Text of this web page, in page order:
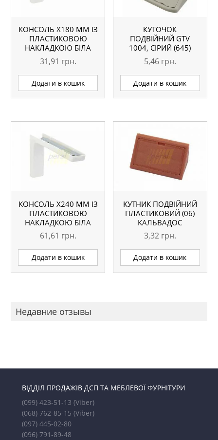
КОНСОЛЬ Х180 ММ ІЗ
ПЛАСТИКОВОЮ
НАКЛАДКОЮ БІЛА
31,91 грн.
Додати в кошик
КУТОЧОК
ПОДВІЙНИЙ GTV
1004, СІРИЙ (645)
5,46 грн.
Додати в кошик
КОНСОЛЬ Х240 ММ ІЗ
ПЛАСТИКОВОЮ
НАКЛАДКОЮ БІЛА
61,61 грн.
Додати в кошик
КУТНИК ПОДВІЙНИЙ
ПЛАСТИКОВИЙ (06)
КАЛЬВАДОС
3,32 грн.
Додати в кошик
Недавние отзывы
ВІДДІЛ ПРОДАЖІВ ДСП ТА МЕБЛЕВОЇ ФУРНІТУРИ
(099) 423-51-13 (Viber)
(068) 762-85-15 (Viber)
(097) 445-02-80
(096) 791-89-48